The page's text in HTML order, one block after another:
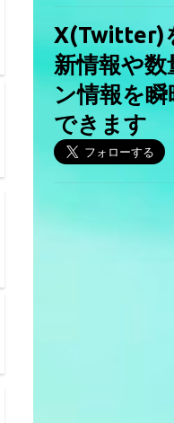
X(Twitter)
新情報や
ン情報を
できます